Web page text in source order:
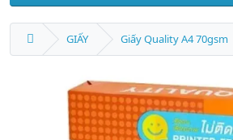
GIẤY Giấy Quality A4 70gsm